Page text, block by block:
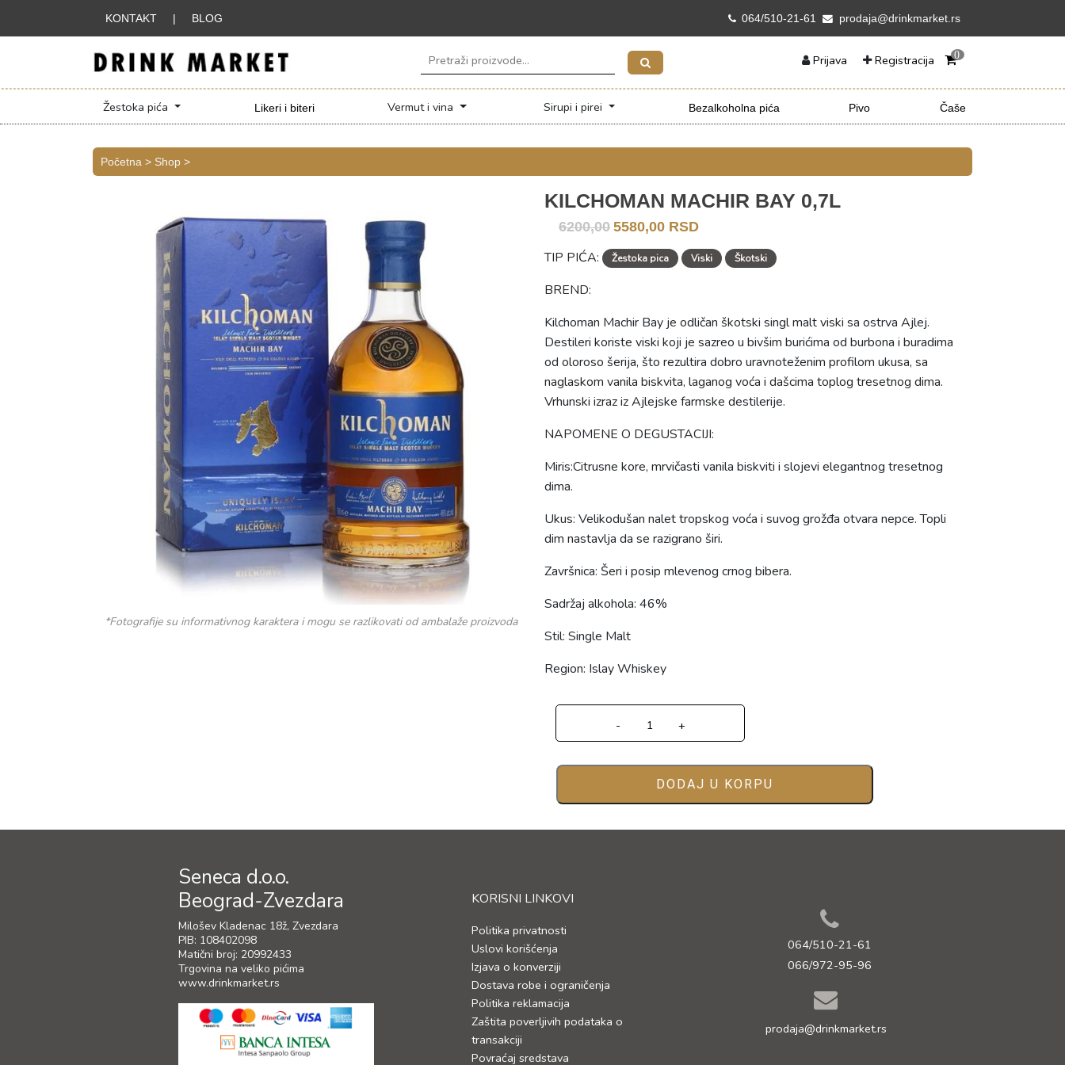
KONTAKT | BLOG 064/510-21-61 prodaja@drinkmarket.rs
Prijava Registracija 0
Žestoka pića Likeri i biteri Vermut i vina Sirupi i pirei Bezalkoholna pića Pivo Čaše
Početna > Shop >
*Fotografije su informativnog karaktera i mogu se razlikovati od ambalaže proizvoda
KILCHOMAN MACHIR BAY 0,7L
6200,00 5580,00 RSD
TIP PIĆA: Žestoka pica Viski Škotski
BREND:
Kilchoman Machir Bay je odličan škotski singl malt viski sa ostrva Ajlej.
Destileri koriste viski koji je sazreo u bivšim burićima od burbona i buradima
od oloroso šerija, što rezultira dobro uravnoteženim profilom ukusa, sa
naglaskom vanila biskvita, laganog voća i dašcima toplog tresetnog dima.
Vrhunski izraz iz Ajlejske farmske destilerije.
NAPOMENE O DEGUSTACIJI:
Miris:Citrusne kore, mrvičasti vanila biskviti i slojevi elegantnog tresetnog
dima.
Ukus: Velikodušan nalet tropskog voća i suvog grožđa otvara nepce. Topli
dim nastavlja da se razigrano širi.
Završnica: Šeri i posip mlevenog crnog bibera.
Sadržaj alkohola: 46%
Stil: Single Malt
Region: Islay Whiskey
- +
DODAJ U KORPU
Seneca d.o.o.
Beograd-Zvezdara
Milošev Kladenac 18ž, Zvezdara
PIB: 108402098
Matični broj: 20992433
Trgovina na veliko pićima
www.drinkmarket.rs
KORISNI LINKOVI
Politika privatnosti
Uslovi korišćenja
Izjava o konverziji
Dostava robe i ograničenja
Politika reklamacija
Zaštita poverljivih podataka o
transakciji
Povraćaj sredstava
064/510-21-61
066/972-95-96
prodaja@drinkmarket.rs